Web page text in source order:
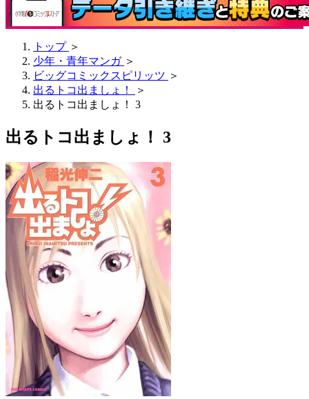
トップ ＞
少年・青年マンガ ＞
ビッグコミックスピリッツ ＞
出るトコ出ましょ！
＞
出るトコ出ましょ！ 3
出るトコ出ましょ！ 3